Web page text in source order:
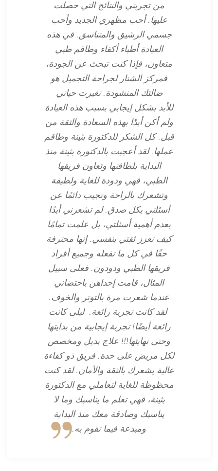
من تجربتي والنتائج التي حصلت
عليها. أحب مظهري الجديد وأحب
جسمي الرشيق والمتناسق. في هذه
العيادة أطباء أكفاء وطاقم طبي
متعاون، فإذا كنت تبحث عن الجودة،
فمركز الشنار لجراحة التجميل هو
ضالتك المنشودة. تغيرت حياتي
للأبد بشكل إيجابي بسبب هذه العيادة
ولم أكن أبدًا بهذه السعادة والثقة من
قبل. كل الشكر للدكتورة بثينة وطاقم
عملها. لقد أعجبت بالدكتورة بثينة منذ
البداية بلطافتها وتعاون فريقها
الطبي، فهي ودودة للغاية ولطيفة
وتشعرك بالراحة وتجيب دائمًا عن
أسئلتي بكل صدق. لم تشعرني أبدًا
بعدم أهمية أسئلتي، بل علمت تمامًا
كيف تعزز ثقتي بنفسي. إنها محترفة
حقًا في كل ما تفعله وجميع أفراد
فريقها الطبي ودودون. فعلى سبيل
المثال، قامت إحداهن باحتضاني
عندما شعرت مرة بالتوتر والخوف.
لقد كانت تجربة رائعة. ليلى كانت
رائعة أيضًا! تجربة إيجابية من بدايتها
وحتى نهايتها!!! علاج بديل ومخصص
لكل مريض على حدة. فريق ذو كفاءة
عالية يشعرك بالثقة والأمان. لقد كنت
محظوظة للغاية لتعاملي مع الدكتورة
بثينة، فهي تعلم ما يناسبك وما لا
يناسبك وصادقة معك منذ البداية
ومبدعة فيما تقوم به.